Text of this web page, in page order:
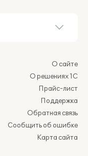
О сайте
О решениях 1С
Прайс-лист
Поддержка
Обратная связь
Сообщить об ошибке
Карта сайта